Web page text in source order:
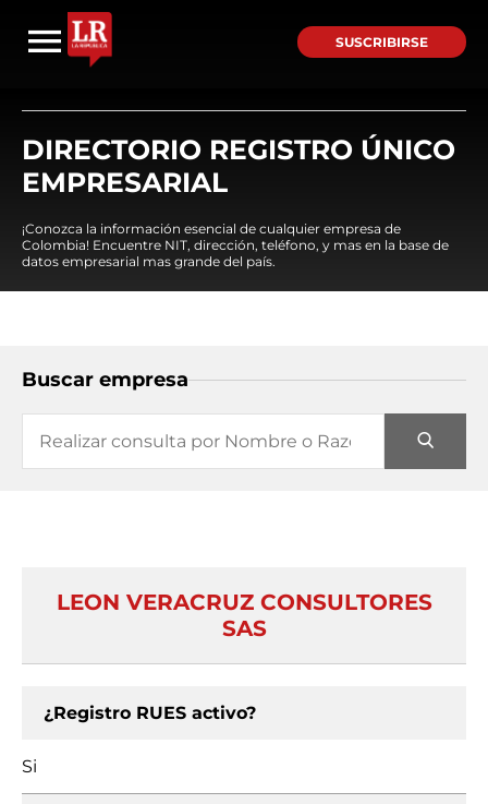
SUSCRIBIRSE
DIRECTORIO REGISTRO ÚNICO
EMPRESARIAL
¡Conozca la información esencial de cualquier empresa de
Colombia! Encuentre NIT, dirección, teléfono, y mas en la base de
datos empresarial mas grande del país.
Buscar empresa
LEON VERACRUZ CONSULTORES
SAS
¿Registro RUES activo?
Si